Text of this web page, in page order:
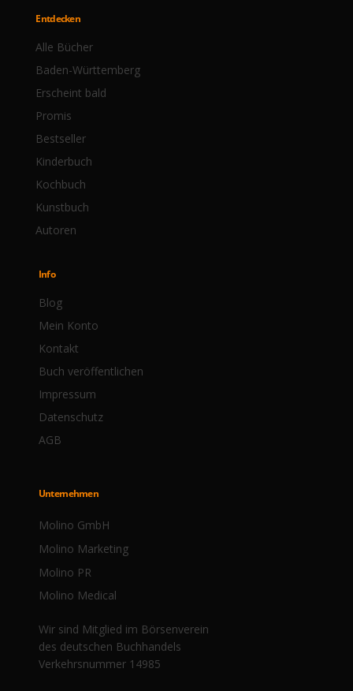
Wir sind Mitglied im Börsenverein
des deutschen Buchhandels
Verkehrsnummer 14985
Entdecken
Alle Bücher
Erscheint bald
Bestseller
Baden-Württemberg
Promis
Kinderbuch
Kochbuch
Kunstbuch
Autoren
Info
Blog
Mein Konto
Kontakt
Buch veröffentlichen
Impressum
Datenschutz
AGB
Unternehmen
Molino GmbH
Molino Marketing
Molino PR
Molino Medical